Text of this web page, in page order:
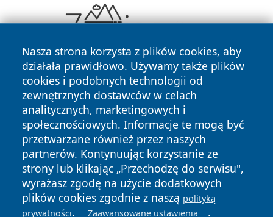
Nasza strona korzysta z plików cookies, aby
działała prawidłowo. Używamy także plików
cookies i podobnych technologii od
zewnętrznych dostawców w celach
analitycznych, marketingowych i
społecznościowych. Informacje te mogą być
przetwarzane również przez naszych
partnerów. Kontynuując korzystanie ze
strony lub klikając „Przechodzę do serwisu",
wyrażasz zgodę na użycie dodatkowych
plików cookies zgodnie z naszą polityką
prywatności. Zaawansowane ustawienia .
Copyright © 2026 faktykrakowa.pl Wszystkie prawa
zastrzeżone.
News Autorzy
Polityka
Polityka